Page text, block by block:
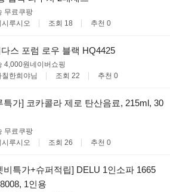
무료 쿠팡
시루시오 조회 18 추천 0
스 포럼 로우 블랙 HQ4425
4,000원네이버쇼핑
칠한희야님 조회 22 추천 0
특가] 코카콜라 제로 탄산음료, 215ml, 30
무료 쿠팡
시루시오 조회 26 추천 0
비특가+슈퍼적립] DELU 1인소파 1665
1인용